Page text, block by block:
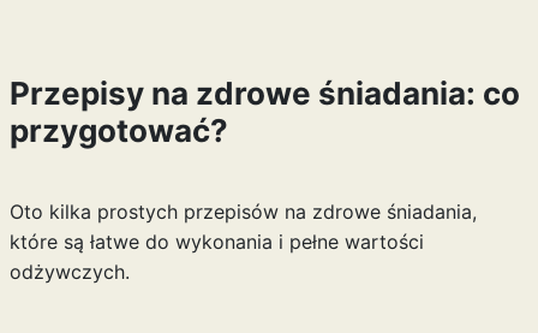
Przepisy na zdrowe śniadania: co
przygotować?
Oto kilka prostych przepisów na zdrowe śniadania,
które są łatwe do wykonania i pełne wartości
odżywczych.